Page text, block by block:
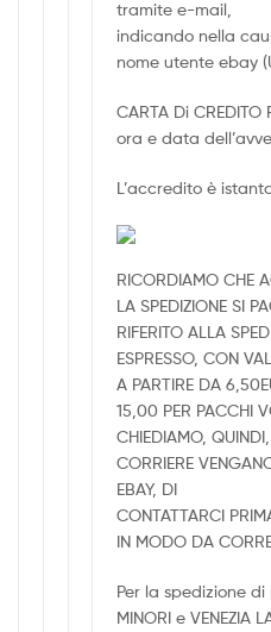
tramite e-mail,
indicando nella
nome utente ebay
CARTA Di
ora e data
L’accredito è
RICORDIAMO CHE
LA SPEDIZIONE SI
RIFERITO ALLA
ESPRESSO, CON
A PARTIRE DA
15,00 PER PACCHI
CHIEDIAMO,
CORRIERE
EBAY, DI
CONTATTARCI
IN MODO DA
Per la spedizione
MINORI e VENEZIA